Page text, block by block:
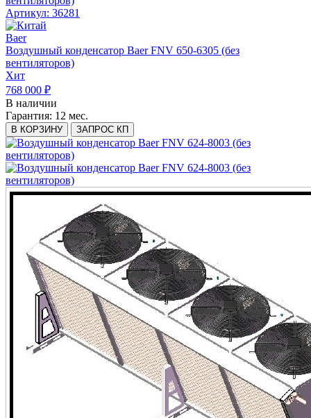
Артикул: 36281
Baer
Воздушный конденсатор Baer FNV 650-6305 (без
вентиляторов)
Хит
768 000 ₽
В наличии
Гарантия: 12 мес.
В КОРЗИНУ ЗАПРОС КП